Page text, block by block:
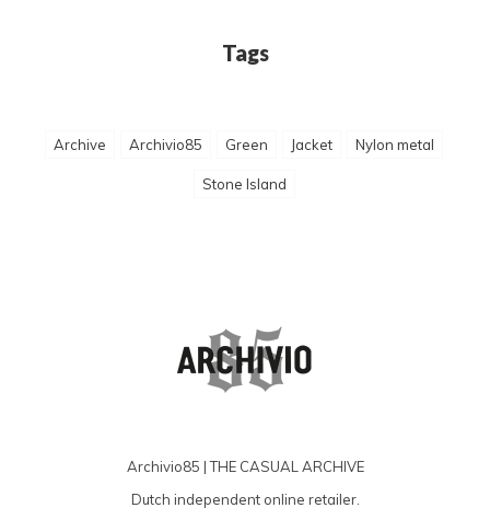
Tags
Archive Archivio85 Green Jacket Nylon metal
Stone Island
Archivio85 | THE CASUAL ARCHIVE
Dutch independent online retailer.